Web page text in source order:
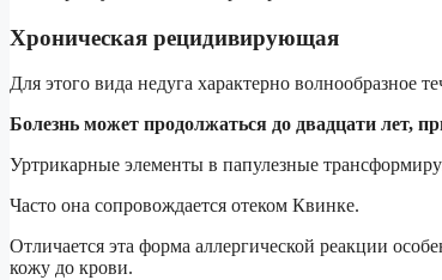
Хроническая рецидивирующая
Для этого вида недуга характерно волнообразное
Болезнь может продолжаться до двадцати лет,
Уртрикарные элементы в папулезные
Часто она сопровождается отеком Квинке.
Отличается эта форма аллергической реакции
кожу до крови.